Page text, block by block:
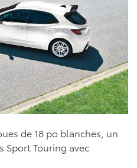
de 18 po blanches, un
Sport Touring avec